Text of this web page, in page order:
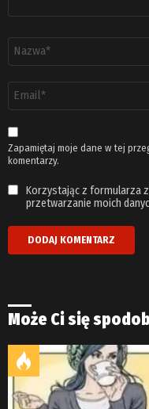
email
*
Zapamiętaj moje dane w tej
komentarzy.
Korzystając z formularza
przetwarzanie moich
Może Ci się